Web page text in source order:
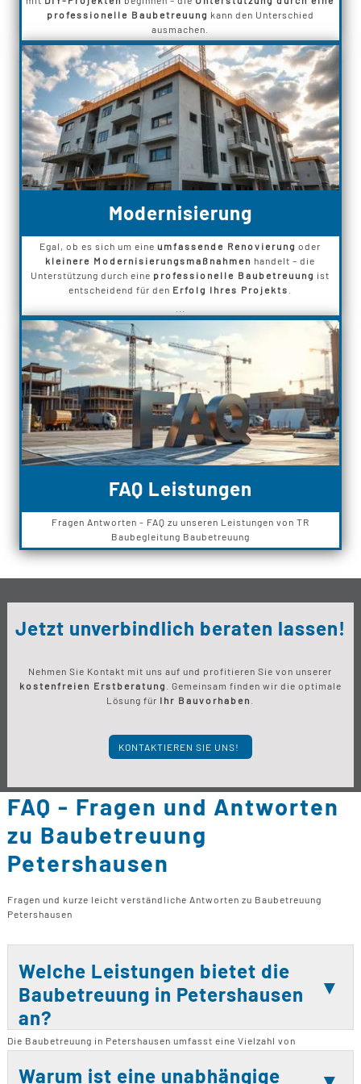
professionelle Baubetreuung kann den Unterschied
ausmachen.
Modernisierung
Egal, ob es sich um eineumfassende Renovierung oder
kleinere Modernisierungsmaßnahmen handelt – die
Unterstützung durch eine professionelle Baubetreuung ist
entscheidend für den Erfolg Ihres Projekts
FAQ Leistungen
Fragen Antworten - FAQ zu unseren Leistungen von TR
Baubegleitung Baubetreuung
Jetzt unverbindlich beraten lassen!
Nehmen Sie Kontakt mit uns auf und profitieren Sie von unserer
kostenfreien Erstberatung
. Gemeinsam finden wir die optimale
Lösung für Ihr Bauvorhaben
KONTAKTIEREN SIE UNS!
FAQ - Fragen und Antworten
zu Baubetreuung
Petershausen
Fragen und kurze leicht verständliche Antworten zu Baubetreuung
Petershausen
Welche Leistungen bietet die
Baubetreuung in Petershausen
an?
Die Baubetreuung in Petershausen umfasst eine Vielzahl von
Modernisierungen und Umbauten reichen. Zudem werden
Warum ist eine unabhängige